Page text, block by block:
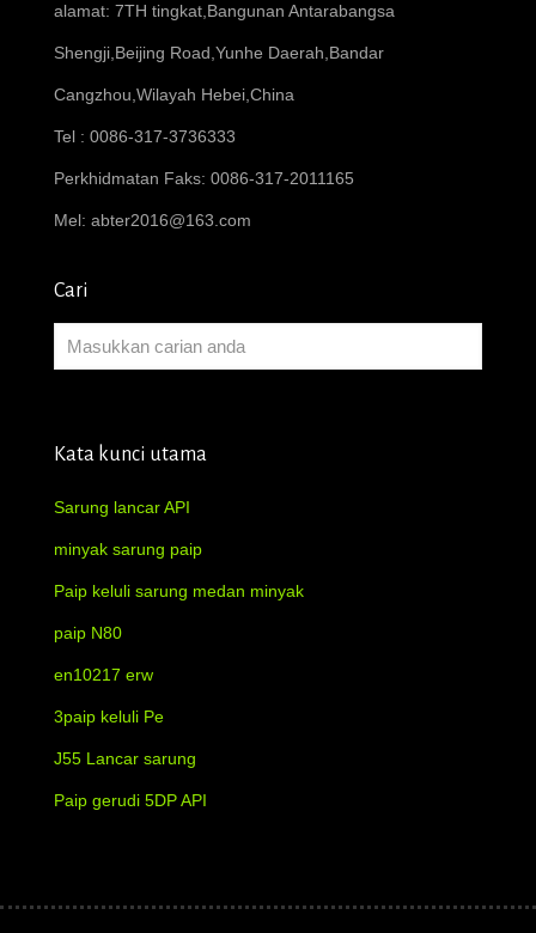
alamat: 7TH tingkat,Bangunan Antarabangsa
Shengji,Beijing Road,Yunhe Daerah,Bandar
Cangzhou,Wilayah Hebei,China
Tel : 0086-317-3736333
Perkhidmatan Faks: 0086-317-2011165
Mel: abter2016@163.com
Cari
Kata kunci utama
Sarung lancar API
minyak sarung paip
Paip keluli sarung medan minyak
paip N80
en10217 erw
3paip keluli Pe
J55 Lancar sarung
Paip gerudi 5DP API